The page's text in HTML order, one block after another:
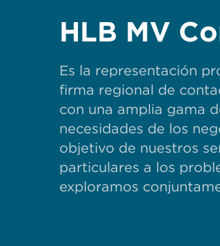
HLB MV
Es la representación
firma regional de
con una amplia gama
necesidades de los
objetivo de nuestros
particulares a los
exploramos